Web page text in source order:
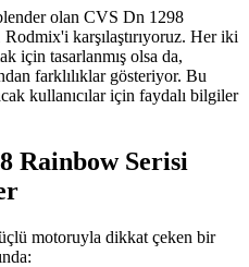
olan CVS Dn 1298
karşılaştırıyoruz. Her iki
için tasarlanmış olsa da,
farklılıklar gösteriyor. Bu
kullanıcılar için faydalı bilgiler
Rainbow Serisi
motoruyla dikkat çeken bir